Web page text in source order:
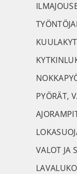
PYÖRÄT,
VALOT JA